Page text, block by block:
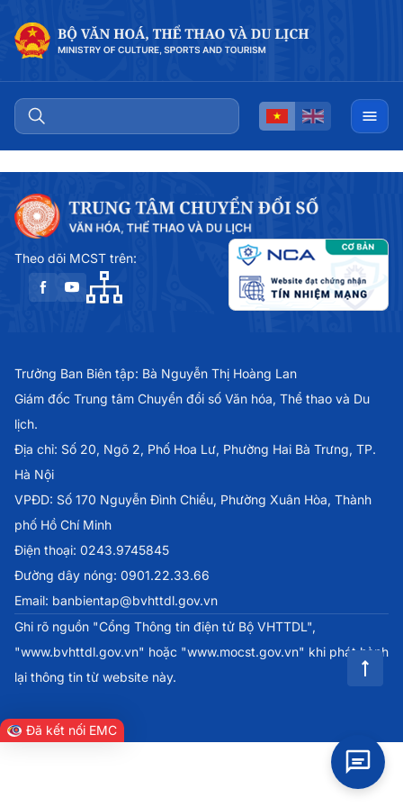
Theo dõi MCST trên:
Trưởng Ban Biên tập: Bà Nguyễn Thị Hoàng Lan
Giám đốc Trung tâm Chuyển đổi số Văn hóa, Thể thao và Du
lịch.
Địa chỉ: Số 20, Ngõ 2, Phố Hoa Lư, Phường Hai Bà Trưng, TP.
Hà Nội
VPĐD: Số 170 Nguyễn Đình Chiểu, Phường Xuân Hòa, Thành
phố Hồ Chí Minh
Điện thoại: 0243.9745845
Đường dây nóng: 0901.22.33.66
Email: banbientap@bvhttdl.gov.vn
Ghi rõ nguồn "Cổng Thông tin điện tử Bộ VHTTDL",
"www.bvhttdl.gov.vn" hoặc "www.mocst.gov.vn" khi phát hành
lại thông tin từ website này.
Đã kết nối EMC